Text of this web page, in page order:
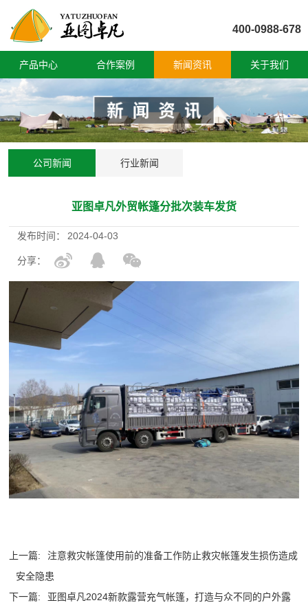
400-0988-678
产品中心 合作案例 新闻资讯 关于我们
公司新闻 行业新闻
亚图卓凡外贸帐篷分批次装车发货
发布时间： 2024-04-03
分享：
上一篇:
注意救灾帐篷使用前的准备工作防止救灾帐篷发生损伤造成
安全隐患
下一篇:
亚图卓凡2024新款露营充气帐篷，打造与众不同的户外露